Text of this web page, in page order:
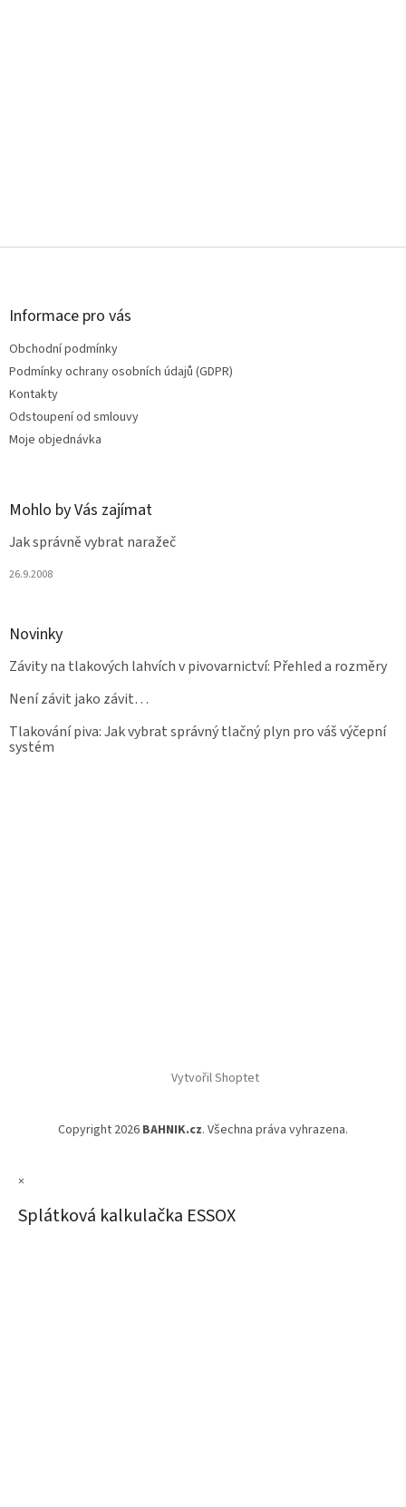
Z
Informace pro vás
Obchodní podmínky
Podmínky ochrany osobních údajů (GDPR)
Kontakty
Odstoupení od smlouvy
Moje objednávka
Mohlo by Vás zajímat
Jak správně vybrat naražeč
26.9.2008
Novinky
Závity na tlakových lahvích v pivovarnictví: Přehled a rozměry
Není závit jako závit…
Tlakování piva: Jak vybrat správný tlačný plyn pro váš výčepní
systém
Vytvořil Shoptet
Copyright 2026 BAHNIK.cz. Všechna práva vyhrazena.
×
Splátková kalkulačka ESSOX